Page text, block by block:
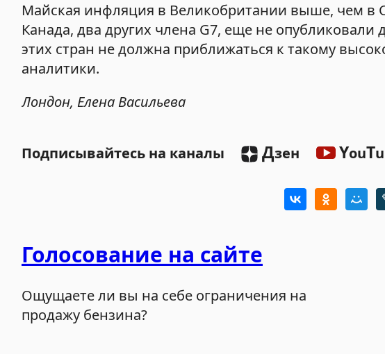
Майская инфляция в Великобритании выше, чем
Канада, два других члена G7, еще не
этих стран не должна приближаться к такому
аналитики.
Лондон, Елена Васильева
Подписывайтесь на каналы Дзен YouT
Голосование на сайте
Ощущаете ли вы на себе ограничения на
продажу бензина?